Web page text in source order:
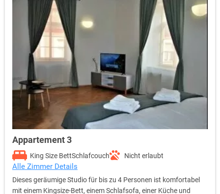
Appartement 3
King Size BettSchlafcouch Nicht erlaubt
Alle Zimmer Details
Dieses geräumige Studio für bis zu 4 Personen ist komfortabel
mit einem Kingsize-Bett, einem Schlafsofa, einer Küche und